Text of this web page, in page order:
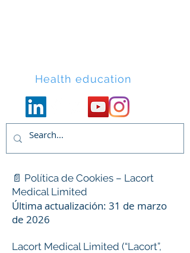
Health education
📄 Política de Cookies – Lacort
Medical Limited
Última actualización: 31 de marzo
de 2026
Lacort Medical Limited (“Lacort”,